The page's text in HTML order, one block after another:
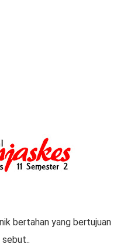
bertahan yang bertujuan